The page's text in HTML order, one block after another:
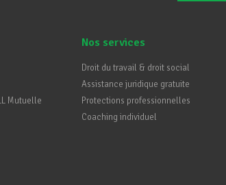
Mutuelle
Nos services
Droit du travail & droit social
Assistance juridique gratuite
Protections professionnelles
Coaching individuel